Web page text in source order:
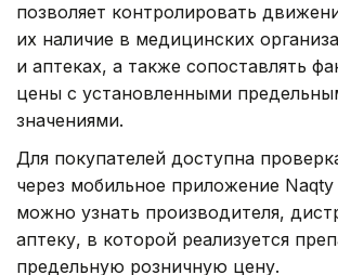
позволяет контролировать
их наличие в медицинских
и аптеках, а также сопоставлять
цены с установленными
значениями.
Для покупателей доступна
через мобильное приложение Naqty
можно узнать производителя,
аптеку, в которой реализуется
предельную розничную цену.